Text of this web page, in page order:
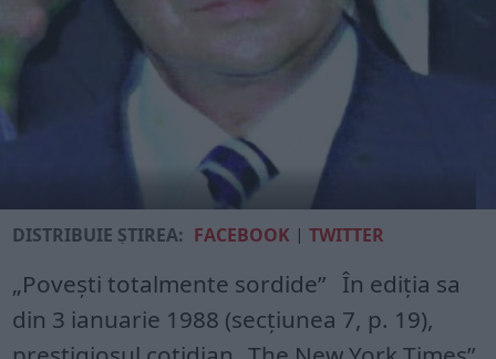
DISTRIBUIE ȘTIREA: FACEBOOK |TWITTER
„Povești totalmente sordide” În ediția sa
din 3 ianuarie 1988 (secțiunea 7, p. 19),